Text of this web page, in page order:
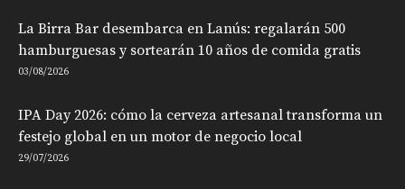
La Birra Bar desembarca en Lanús: regalarán 500
hamburguesas y sortearán 10 años de comida gratis
03/08/2026
IPA Day 2026: cómo la cerveza artesanal transforma un
festejo global en un motor de negocio local
29/07/2026